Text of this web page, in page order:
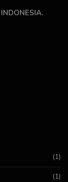
(1)
(1)